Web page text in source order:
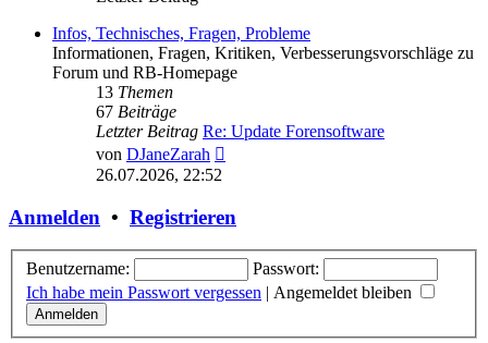
Infos, Technisches, Fragen, Probleme
Informationen, Fragen, Kritiken, Verbesserungsvorschläge zu
Forum und RB-Homepage
13 Themen
67 Beiträge
Letzter Beitrag Re: Update Forensoftware
von DJaneZarah
26.07.2026, 22:52
Anmelden • Registrieren
Benutzername:
Passwort:
Ich habe mein Passwort vergessen | Angemeldet bleiben